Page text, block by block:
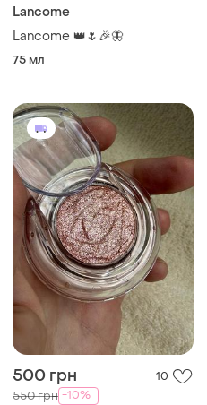
Lancome
Lancome 👑🌷🎉🦋
75 мл
500 грн 10
550 грн -10%